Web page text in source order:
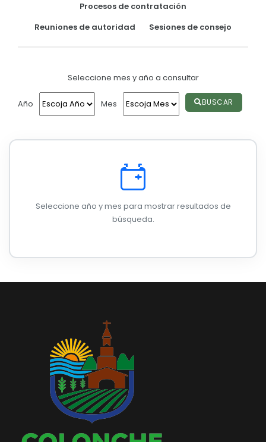
Ubicación
Convocatorias
GESTIÓN ADMINISTRATIVA
Plan Operativo Anual - POA
Convenios Institucionales
PRESUPUESTO: EJECUCIÓN Y REPORTES
Procesos de contratación
Ejecución Presupuestaria
CIUDADANÍA ACTIVA
Procesos de contratación
Reuniones de autoridad
Sesiones de consejo
Seleccione mes y año a consultar
Año Mes BUSCAR
Seleccione año y mes para mostrar resultados de
búsqueda.